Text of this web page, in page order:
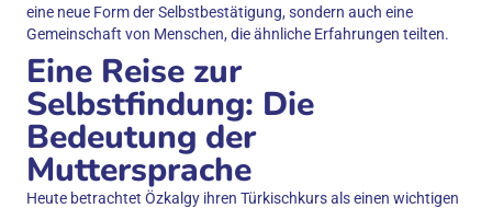
eine neue Form der Selbstbestätigung, sondern auch eine
Gemeinschaft von Menschen, die ähnliche Erfahrungen teilten.
Eine Reise zur
Selbstfindung: Die
Bedeutung der
Muttersprache
Heute betrachtet Özkalgy ihren Türkischkurs als einen wichtigen